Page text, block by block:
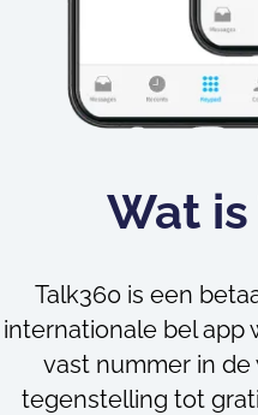
Wat
Talk360 is een
internationale bel app
vast nummer in
tegenstelling tot